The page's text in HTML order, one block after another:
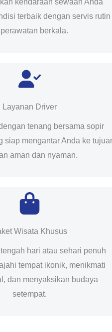
terbaik dengan servis rutin
berkala.
Layanan Driver
tenang bersama sopir
siap mengantar Anda ke
aman dan nyaman.
Wisata Khusus
hari atau sehari penuh
tempat ikonik, menikmati
dan menyaksikan budaya
setempat.